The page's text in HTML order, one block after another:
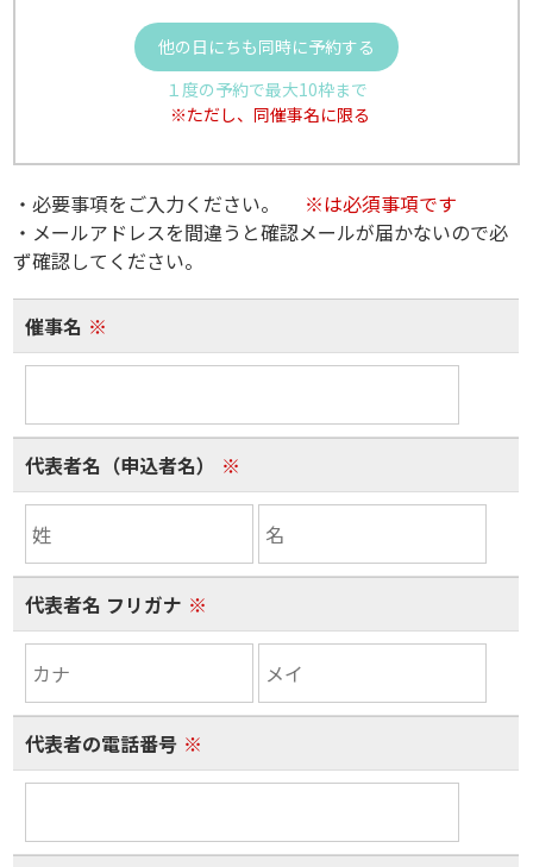
他の日にちも同時に予約する
１度の予約で最大10枠まで
※ただし、同催事名に限る
・必要事項をご入力ください。
※は必須事項です
・メールアドレスを間違うと確認メールが届かないので必
ず確認してください。
催事名 ※
代表者名（申込者名） ※
代表者名 フリガナ ※
代表者の電話番号 ※